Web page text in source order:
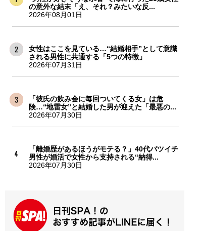
の意外な結末「え、それ？みたいな反...
2026年08月01日
女性はここを見ている…“結婚相手”として意識
される男性に共通する「5つの特徴」
2026年07月31日
「彼氏の飲み会に毎回ついてくる女」は危
険…“地雷女”と結婚した男が迎えた「最悪の...
2026年07月30日
「離婚歴があるほうがモテる？」40代バツイチ
男性が婚活で女性から支持される“納得...
2026年07月30日